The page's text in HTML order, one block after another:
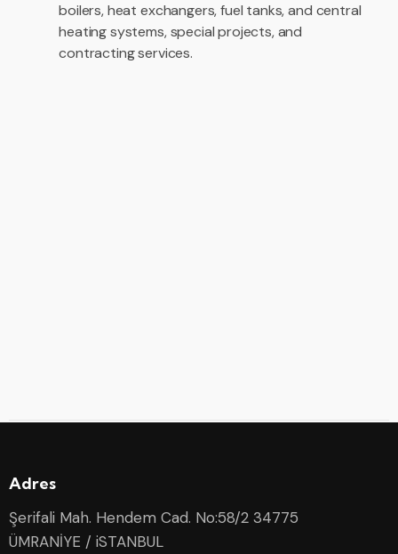
boilers, heat exchangers, fuel tanks, and central
heating systems, special projects, and
contracting services.
Adres
Şerifali Mah. Hendem Cad. No:58/2 34775
ÜMRANİYE / iSTANBUL